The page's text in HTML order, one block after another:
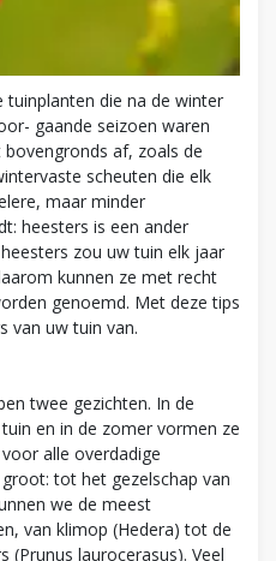
tuinplanten die na de winter
gaande seizoen waren
af, zoals de
scheuten die elk
maar minder
heesters is een ander
zou uw tuin elk jaar
kunnen ze met recht
genoemd. Met deze tips
van uw tuin van.
twee gezichten. In de
en in de zomer vormen ze
alle overdadige
tot het gezelschap van
we de meest
van klimop (Hedera) tot de
(Prunus laurocerasus). Veel